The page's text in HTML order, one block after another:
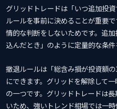
グリッドトレードは「いつ追加投
ルールを事前に決めることが重要
情的な判断をしないためです。追
込んだとき」のように定量的な条件
撤退ルールは「総含み損が投資額
にできます。グリッドを解除して
の一つです。グリッドトレードは
いため、強いトレンド相場では一時